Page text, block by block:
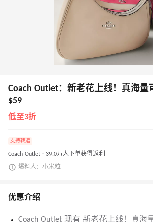
Coach Outlet：新老花上线！真海量
$59
低至3折
支持转运
Coach Outlet · 39.0万人下单获得返利
爆料人：小米粒
优惠介绍
Coach Outlet 现有 新老花上线！真海